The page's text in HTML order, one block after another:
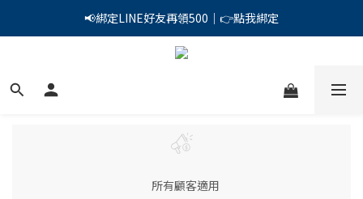
PSK 光防禦柔霧防曬棒｜小霧棒閃亮登場✨ 新品上市優惠中！
📢綁定LINE好友再領500｜👉點我綁定
PSK 光防禦柔霧防曬棒｜小霧棒閃亮登場✨ 新品上市優惠中！
所有顧客適用